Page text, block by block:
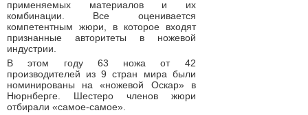
применяемых материалов и их
комбинации. Все оценивается
компетентным жюри, в которое входят
признанные авторитеты в ножевой
индустрии.
В этом году 63 ножа от 42
производителей из 9 стран мира были
номинированы на «ножевой Оскар» в
Нюрнберге. Шестеро членов жюри
отбирали «самое-самое».